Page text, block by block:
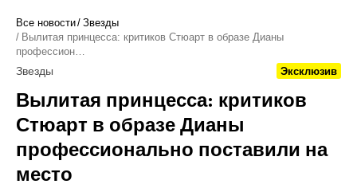
Все новости Звезды
Вылитая принцесса: критиков Стюарт в образе Дианы
профессион…
Звезды Эксклюзив
Вылитая принцесса: критиков
Стюарт в образе Дианы
профессионально поставили на
место